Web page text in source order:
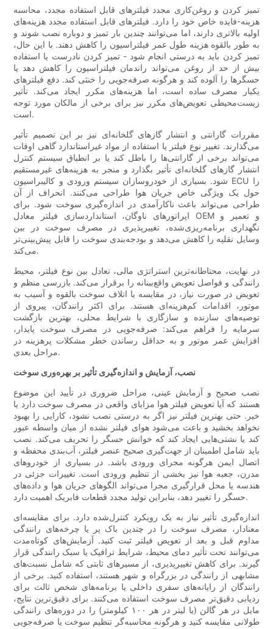
تمیز کردن و روغن‌کاری مجدد فیلترهای قابل استفاده مجدد، محاسبه
هزینه-فایده خاص خود را دارد. فیلترهای قابل استفاده مجدد هزینه‌های
اولیه بالاتری دارند، اما می‌توانند چندین بار تمیز و دوباره نصب شوند و
به طور بالقوه هزینه طول عمر فیلتراسیون را کاهش دهند. با این حال،
تمیز کردن باید به درستی انجام شود - تمیز کردن نادرست یا استفاده
بیش از حد از روغن می‌تواند راندمان فیلتراسیون را کاهش دهد یا
حسگرها را آلوده کند و هرگونه صرفه‌جویی را خنثی کند. دفع فیلترهای
یکبار مصرف ساده است، اما هزینه‌های مکرر ایجاد می‌کند. تأثیر
زیست‌محیطی تعویض‌های مکرر نیز برای برخی از مالکان مورد توجه
است.
مقررات گارانتی و انتشار گازهای گلخانه‌ای نیز بر این تصمیم تأثیر
می‌گذارند. تغییر نوع فیلتر یا استفاده از مواد غیراستاندارد گاهی اوقات
می‌تواند برخی از گارانتی‌ها را باطل کند یا بر انطباق سیستم کنترل
انتشار گازهای گلخانه‌ای تأثیر بگذارد و منجر به هزینه‌های غیرمستقیم
شود. بسیاری از خودروسازان سیستم ورودی و کالیبراسیون ECU را
حول یک ویژگی خاص جریان هوا طراحی می‌کنند. انحراف از آن
طراحی می‌تواند باعث ناکارآمدی در اندازه‌گیری سوخت شود. برای
اپراتورهای ناوگان، استانداردسازی فیلتر معادل OEM و تعمیر و
نگهداری برنامه‌ریزی‌شده، تغییرپذیری در مصرف سوخت در بین
وسایل نقلیه را کاهش می‌دهد و بودجه‌بندی سوخت را قابل پیش‌بینی‌تر
می‌کند.
در نهایت، محتاطانه‌ترین استراتژی مالی، تعادل بین نوع فیلتر، محیط
رانندگی و فواصل تعویض واقع‌بینانه را برقرار می‌کند. بازرسی منظم و
تعویض در صورت نیاز، در مقایسه با اتلاف سوخت بالقوه و آسیب به
موتور، اقدامات کم‌هزینه‌ای هستند. برای اکثر رانندگان، پیروی از
توصیه‌های سازنده و سازگاری با شرایط محلی، بهترین بازگشت
سرمایه را فراهم می‌کند: صرفه‌جویی در مصرف سوخت پایدار،
افزایش عمر موتور و به حداقل رساندن خطر مشکلات پرهزینه در
مراحل بعدی.
نصب، آزمایش و اندازه‌گیری تأثیر بر بهره‌وری سوخت
نصب صحیح و آزمایش عینی، مراحل ضروری در تأیید این موضوع
هستند که آیا تعویض فیلتر هوا مزایای واقعی در مصرف سوخت دارد یا
خیر. حتی بهترین فیلتر نیز اگر به درستی نصب نشود، کارایی را بهبود
نخواهد بخشید و باعث می‌شود هوای فیلتر نشده از میان واسطه عبور
کند یا نشتی‌هایی ایجاد کند که خوانش حسگر را تحریف می‌کند. نصب
باید شامل اطمینان از جهت‌گیری صحیح عنصر فیلتر، آب‌بندی محفظه و
اتصال ایمن هرگونه مجرای ورودی باشد. در بسیاری از خودروهای
مدرن، جعبه هوا نیز بخشی از تنظیم ورودی است. تغییرات جزئی در
هندسه یا محل قرارگیری مجرا می‌تواند الگوهای جریان هوا و داده‌های
حسگر را تغییر دهد، بنابراین تولید مجدد قطعات فابریک اهمیت دارد.
اندازه‌گیری تأثیر نیاز به یک رویکرد کنترل‌شده دارد. برای مقایسه‌ای
معنادار، مصرف سوخت را در چندین باک پر یا چرخه‌های رانندگی
مداوم قبل و بعد از تعویض فیلتر ثبت کنید. آزمایش‌های کوتاه‌مدت
می‌توانند تحت تأثیر دمای محیط، شرایط ترافیک یا سبک رانندگی قرار
گیرند. برای کاهش تغییرپذیری، از مسیرهای ثابتی که شامل نسبت‌های
مشابهی از رانندگی در بزرگراه و شهر هستند، استفاده کنید. برخی از
رانندگان از رایانه‌های سفری داخلی یا برنامه‌های شخص ثالث برای
ردیابی دقیق‌تر مصرف سوخت استفاده می‌کنند. برای دقیق‌ترین نتایج،
مایل در هر گالن (یا لیتر در هر ۱۰۰ کیلومتر) را در دوره‌های رانندگی
طولانی مقایسه کنید و هرگونه محاسبه‌گر تنظیم سوخت یا صرفه‌جویی